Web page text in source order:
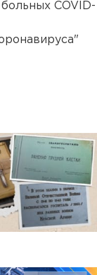
COVID-